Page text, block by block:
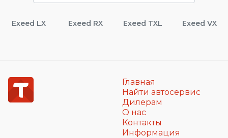
Exeed LX Exeed RX Exeed TXL Exeed VX
Главная
Найти автосервис
Дилерам
О нас
Контакты
Информация